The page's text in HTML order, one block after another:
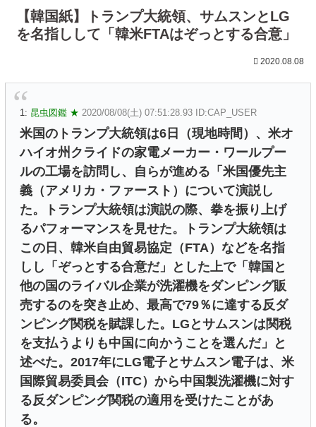
【韓国紙】トランプ大統領、サムスンとLG
を名指しして「韓米FTAはぞっとする合意」
2020.08.08
1: 昆虫図鑑 ★ 2020/08/08(土) 07:51:28.93 ID:CAP_USER
米国のトランプ大統領は6日（現地時間）、米オ
ハイオ州クライドの家電メーカー・ワールプー
ルの工場を訪問し、自らが進める「米国優先主
義（アメリカ・ファースト）について演説し
た。トランプ大統領は演説の際、拳を振り上げ
るパフォーマンスを見せた。トランプ大統領は
この日、韓米自由貿易協定（FTA）などを名指
しし「ぞっとする合意だ」とした上で「韓国と
他の国のライバル企業が洗濯機をダンピング販
売するのを突き止め、最高で79％に達する反ダ
ンピング関税を賦課した。LGとサムスンは関税
を支払うよりも中国に向かうことを選んだ」と
述べた。2017年にLG電子とサムスン電子は、米
国際貿易委員会（ITC）から中国製洗濯機に対す
る反ダンピング関税の適用を受けたことがあ
る。